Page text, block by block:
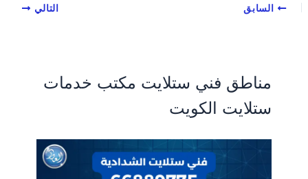
السابق التالي
مناطق فني ستلايت مكتب خدمات
ستلايت الكويت